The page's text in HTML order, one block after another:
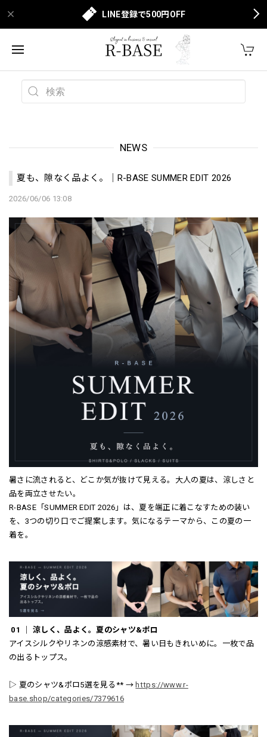
LINE登録で500円OFF
NEWS
夏も、隙なく品よく。｜R-BASE SUMMER EDIT 2026
2026/06/06 13:08
暑さに流されると、どこか気が抜けて見える。大人の夏は、涼しさと
品を両立させたい。
R-BASE「SUMMER EDIT 2026」は、夏を端正に着こなすための装い
を、3つの切り口でご提案します。気になるテーマから、この夏の一
着を。
01 ｜ 涼しく、品よく。夏のシャツ&ポロ
アイスシルクやリネンの涼感素材で、暑い日もきれいめに。一枚で品
の出るトップス。
▷ 夏のシャツ&ポロ5選を見る** → https://www.r-
base.shop/categories/7379616